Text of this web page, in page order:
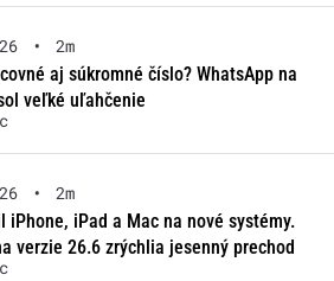
•
2m
aj súkromné číslo? WhatsApp na
veľké uľahčenie
•
2m
iPhone, iPad a Mac na nové systémy.
verzie 26.6 zrýchlia jesenný prechod